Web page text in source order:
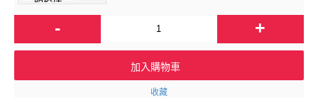
- +
加入購物車
收藏